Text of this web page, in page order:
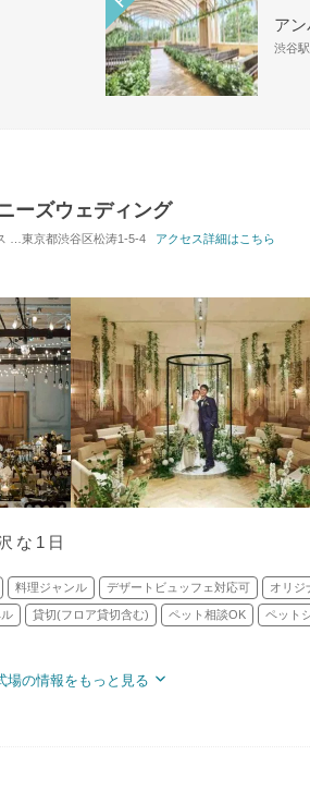
アン
渋谷
ーズウェディング
対応人数: 着席：10名 ～ 130名 挙式スタイル: 教会式(
東京都渋谷区松涛1-5-4 アクセス詳細はこちら
な1⽇
料理ジャンル デザートビュッフェ対応可 オリジ
貸切(フロア貸切含む) ペット相談OK ペット
場の情報をもっと見る